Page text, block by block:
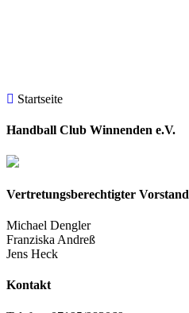
Startseite
Handball Club Winnenden e.V.
Vertretungsberechtigter Vorstand
Michael Dengler
Franziska Andreß
Jens Heck
Kontakt